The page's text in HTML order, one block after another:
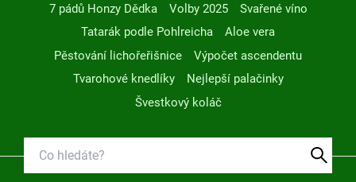
7 pádů Honzy Dědka
Volby 2025
Svařené víno
Tatarák podle Pohlreicha
Aloe vera
Pěstování lichořeřišnice
Výpočet ascendentu
Tvarohové knedlíky
Nejlepší palačinky
Švestkový koláč